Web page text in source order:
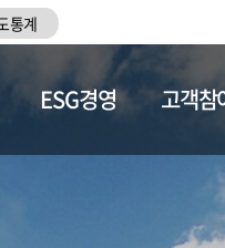
통계
ESG경영 고객참